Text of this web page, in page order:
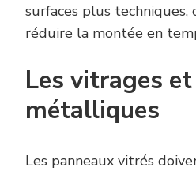
surfaces plus techniques,
réduire la montée en
Les vitrages
métalliques
Les panneaux vitrés